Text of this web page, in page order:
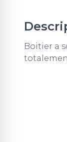
Boitier a